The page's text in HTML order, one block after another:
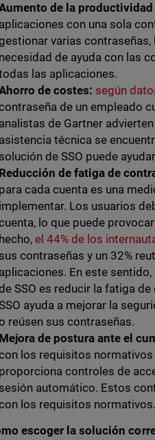
de la
aplicaciones con una sola
gestionar varias
necesidad de ayuda con las
las aplicaciones.
de costes: según
de un empleado
analistas de Gartner
asistencia técnica se
solución de SSO puede
Reducción de fatiga de
para cada cuenta es una
implementar. Los usuarios
lo que puede
hecho,el 44% de los
sus contraseñas y un 32%
aplicaciones. En este
SSO es reducir la fatiga
ayuda a mejorar la
reúsen sus contraseñas.
Mejora de postura ante el
los requisitos normativos
proporciona controles de
sesión automático. Estos
los requisitos normativos.
escoger la solución